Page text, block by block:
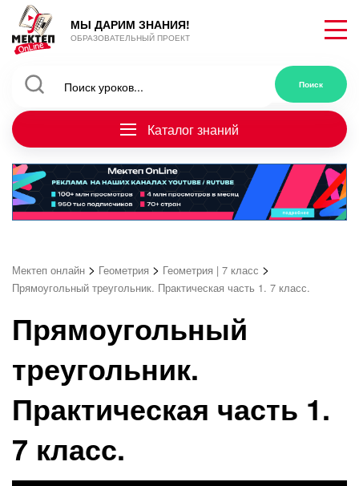
МЫ ДАРИМ ЗНАНИЯ!
ОБРАЗОВАТЕЛЬНЫЙ ПРОЕКТ
Каталог знаний
Мектеп онлайн > Геометрия > Геометрия | 7 класс >
Прямоугольный треугольник. Практическая часть 1. 7 класс.
Прямоугольный
треугольник.
Практическая часть 1.
7 класс.